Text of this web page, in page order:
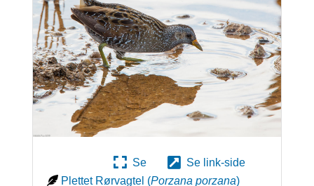
Se
Se link-side
Plettet Rørvagtel (Porzana porzana)